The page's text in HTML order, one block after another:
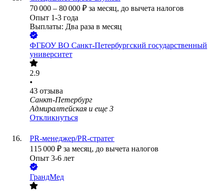
70 000 – 80 000 ₽ за месяц, до вычета налогов
Опыт 1-3 года
Выплаты: Два раза в месяц
ФГБОУ ВО Санкт-Петербургский государственный
университет
2.9
•
43 отзыва
Санкт-Петербург
Адмиралтейская и еще 3
Откликнуться
PR-менеджер/PR-стратег
115 000 ₽ за месяц, до вычета налогов
Опыт 3-6 лет
ГрандМед